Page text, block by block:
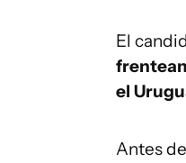
El
el
Antes